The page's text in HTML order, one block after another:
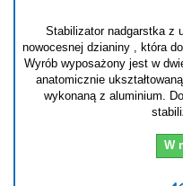
Stabilizator nadgarstka z
nowocesnej dzianiny , która
Wyrób wyposażony jest w
anatomicznie
wykonaną z aluminium.
W